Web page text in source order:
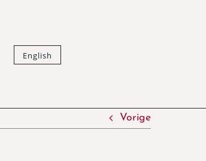
English
Vorige